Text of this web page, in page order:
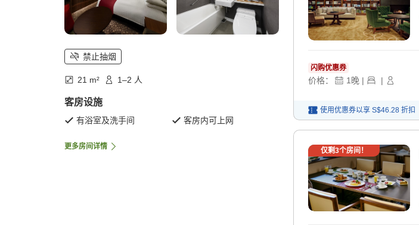
禁止抽烟
21 m² 1–2 人
客房设施
有浴室及洗手间 客房内可上网
更多房间详情
闪购优惠券
价格： 1晚 | |
使用优惠券以享 S$46.28 折扣
仅剩3个房间！